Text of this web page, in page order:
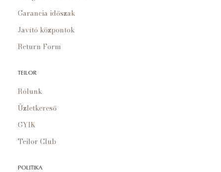
Garancia időszak
Javító központok
Return Form
TEILOR
Rólunk
Üzletkereső
GYIK
Teilor Club
POLITIKA